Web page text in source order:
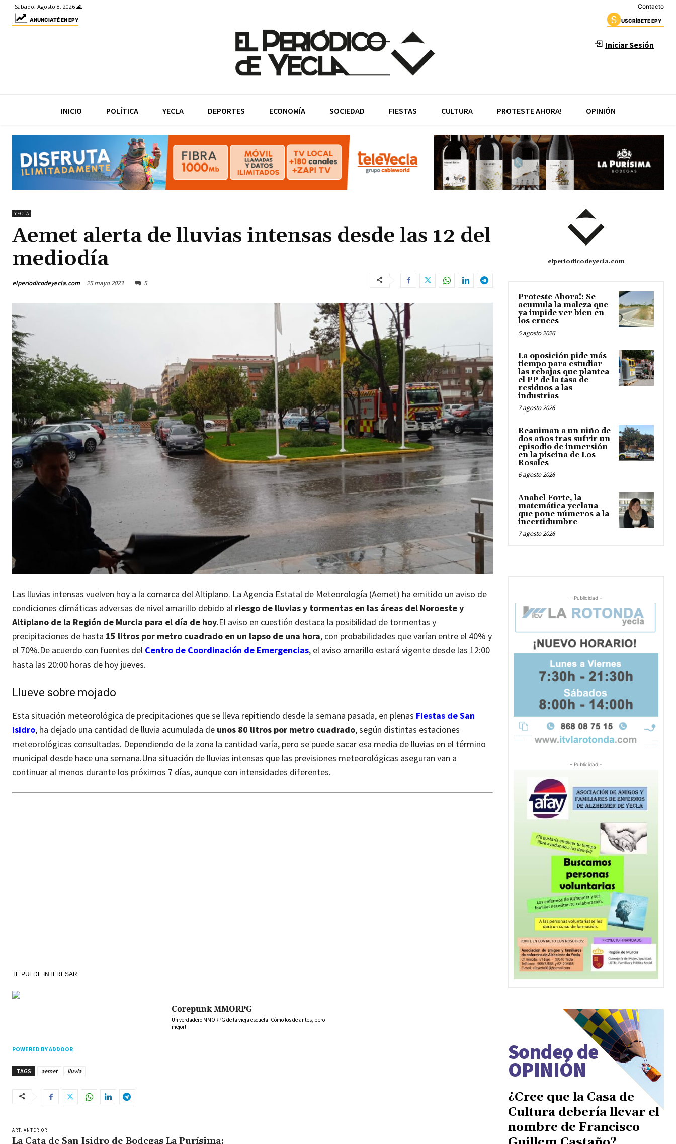
Sábado, Agosto 8, 2026 🌊 Contacto
ANUNCIATÉ EN EPY USCRÍBETE EPY
Iniciar Sesión
INICIO POLÍTICA YECLA DEPORTES ECONOMÍA SOCIEDAD FIESTAS CULTURA PROTESTE AHORA! OPINIÓN
YECLA
Aemet alerta de lluvias intensas desde las 12 del
mediodía
elperiodicodeyecla.com 25 mayo 2023 5
Las lluvias intensas vuelven hoy a la comarca del Altiplano. La Agencia Estatal de Meteorología (Aemet) ha emitido un aviso de
condiciones climáticas adversas de nivel amarillo debido al riesgo de lluvias y tormentas en las áreas del Noroeste y
Altiplano de la Región de Murcia para el día de hoy.El aviso en cuestión destaca la posibilidad de tormentas y
precipitaciones de hasta 15 litros por metro cuadrado en un lapso de una hora, con probabilidades que varían entre el 40% y
el 70%.De acuerdo con fuentes del Centro de Coordinación de Emergencias, el aviso amarillo estará vigente desde las 12:00
hasta las 20:00 horas de hoy jueves.
Llueve sobre mojado
Esta situación meteorológica de precipitaciones que se lleva repitiendo desde la semana pasada, en plenas Fiestas de San
Isidro, ha dejado una cantidad de lluvia acumulada de unos 80 litros por metro cuadrado, según distintas estaciones
meteorológicas consultadas. Dependiendo de la zona la cantidad varía, pero se puede sacar esa media de lluvias en el término
municipal desde hace una semana.Una situación de lluvias intensas que las previsiones meteorológicas aseguran van a
continuar al menos durante los próximos 7 días, aunque con intensidades diferentes.
TE PUEDE INTERESAR
Corepunk MMORPG
Un verdadero MMORPG de la vieja escuela ¡Cómo los de antes, pero
mejor!
POWERED BY ADDOOR
TAGS aemet lluvia
ART. ANTERIOR
La Cata de San Isidro de Bodegas La Purísima:
elperiodicodeyecla.com
Proteste Ahora!: Se
acumula la maleza que
ya impide ver bien en
los cruces
5 agosto 2026
La oposición pide más
tiempo para estudiar
las rebajas que plantea
el PP de la tasa de
residuos a las
industrias
7 agosto 2026
Reaniman a un niño de
dos años tras sufrir un
episodio de inmersión
en la piscina de Los
Rosales
6 agosto 2026
Anabel Forte, la
matemática yeclana
que pone números a la
incertidumbre
7 agosto 2026
- Publicidad -
- Publicidad -
Sondeo de
OPINIÓN
¿Cree que la Casa de
Cultura debería llevar el
nombre de Francisco